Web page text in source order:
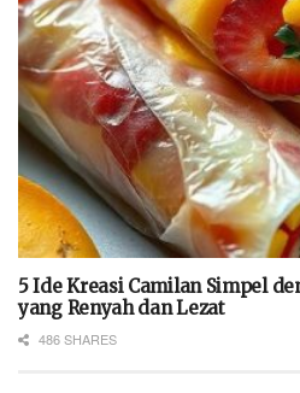
5 Ide Kreasi Camilan Simpel
yang Renyah dan Lezat
486 SHARES